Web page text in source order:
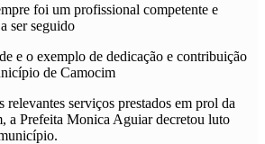
foi um profissional competente e
ser seguido
e o exemplo de dedicação e contribuição
de Camocim
relevantes serviços prestados em prol da
a Prefeita Monica Aguiar decretou luto